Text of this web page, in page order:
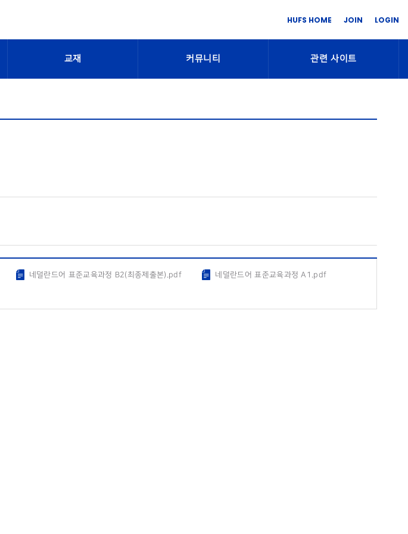
HUFS HOME JOIN LOGIN
교재 커뮤니티 관련 사이트
네덜란드어 표준교육과정 B2(최종제출본).pdf
네덜란드어 표준교육과정 A1.pdf